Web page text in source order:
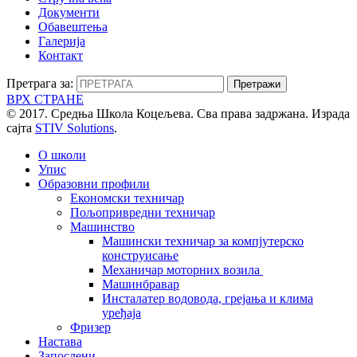
Документи
Обавештења
Галерија
Контакт
Претрага за:
ВРХ СТРАНЕ
© 2017. Средња Школа Коцељева. Сва права задржана. Израда
сајта STIV Solutions.
О школи
Упис
Образовни профили
Економски техничар
Пољопривредни техничар
Машинство
Машински техничар за компјутерско
конструисање
Механичар моторних возила
Машинбравар
Инсталатер водовода, грејања и клима
уређаја
Фризер
Настава